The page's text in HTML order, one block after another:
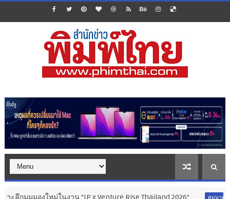
หม่ในงาน “IP x Venture Rise Thailand 2026” คมนาคม สมุทรส